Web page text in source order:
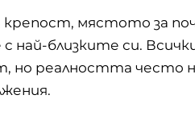
мястото за
най-близките си.
но реалността често